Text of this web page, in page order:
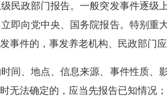
民政部门报告。一般突发事件逐级
即向党中央、国务院报告。特别
事件的，事发养老机构、民政部门
、地点、信息来源、事件性质、
无法确定的，应当先报告已知情况